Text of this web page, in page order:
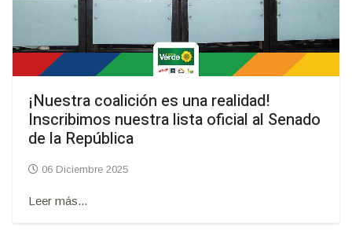
¡Nuestra coalición es una realidad!
Inscribimos nuestra lista oficial al Senado
de la República
06 Diciembre 2025
Leer más...